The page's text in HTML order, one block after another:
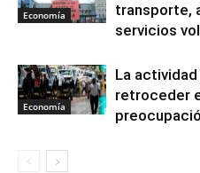
Economía
transporte,
servicios
Economía
La
retroceder